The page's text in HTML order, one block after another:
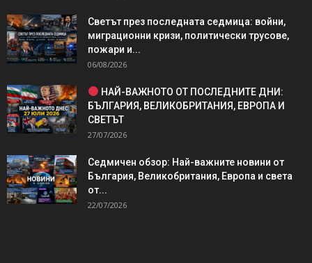
Светът през последната седмица: войни,
миграционни кризи, политически трусове,
пожари и...
06/08/2026
НАЙ-ВАЖНОТО ОТ ПОСЛЕДНИТЕ ДНИ:
БЪЛГАРИЯ, ВЕЛИКОБРИТАНИЯ, ЕВРОПА И
СВЕТЪТ
27/07/2026
Седмичен обзор: Най-важните новини от
България, Великобритания, Европа и света
от...
22/07/2026